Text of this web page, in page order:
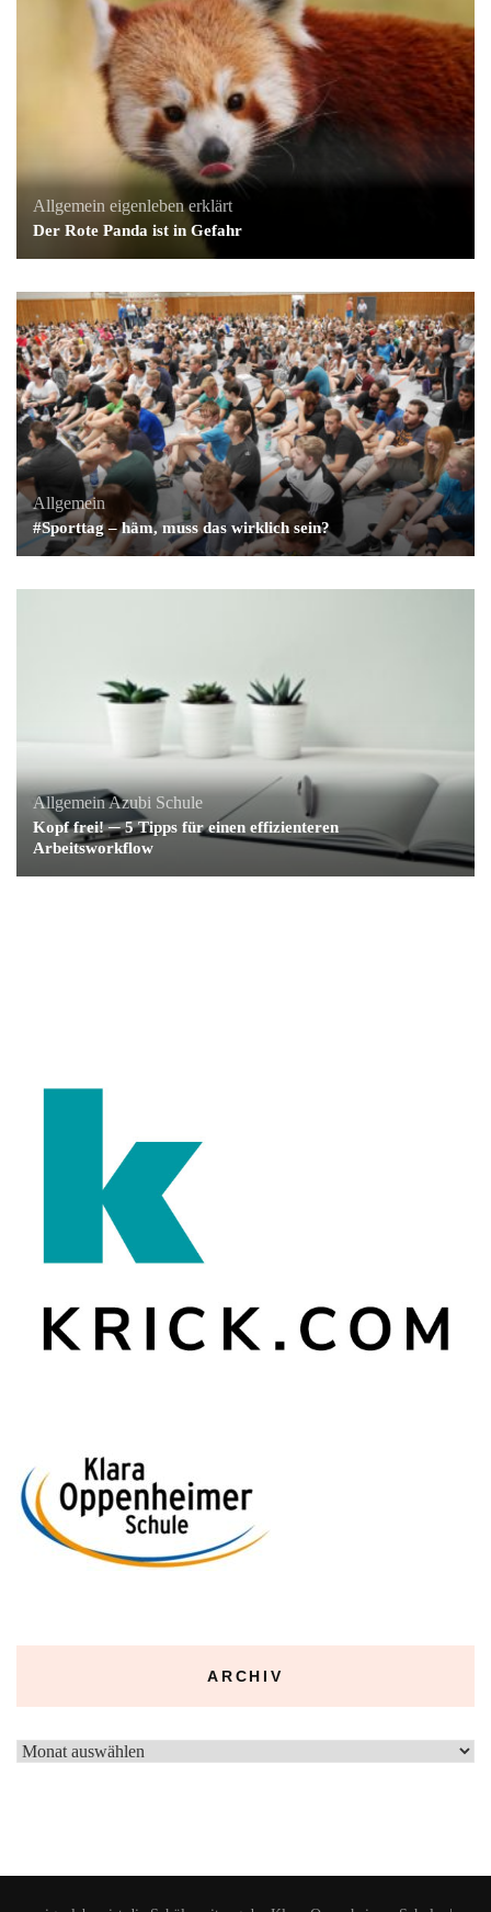
Allgemein eigenleben erklärt
Der Rote Panda ist in Gefahr
Allgemein
#Sporttag – häm, muss das wirklich sein?
AllgemeinAzubi Schule
Kopf frei! ─ 5 Tipps für einen effizienteren
Arbeitsworkflow
ARCHIV
Archiv